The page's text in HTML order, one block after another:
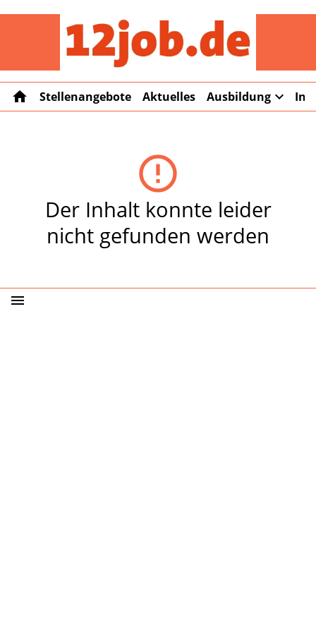
home Stellenangebote Aktuelles Ausbildung expand_more
error_outline
Der Inhalt konnte leider
nicht gefunden werden
menu